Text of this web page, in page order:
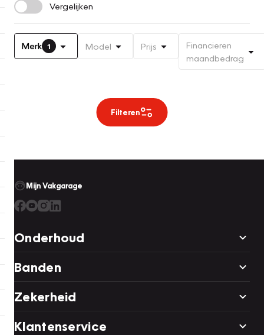
Vergelijken
Merk 1 Model Prijs
Financieren
maandbedrag
Filteren
Mijn Vakgarage
Onderhoud
Banden
Zekerheid
Klantenservice